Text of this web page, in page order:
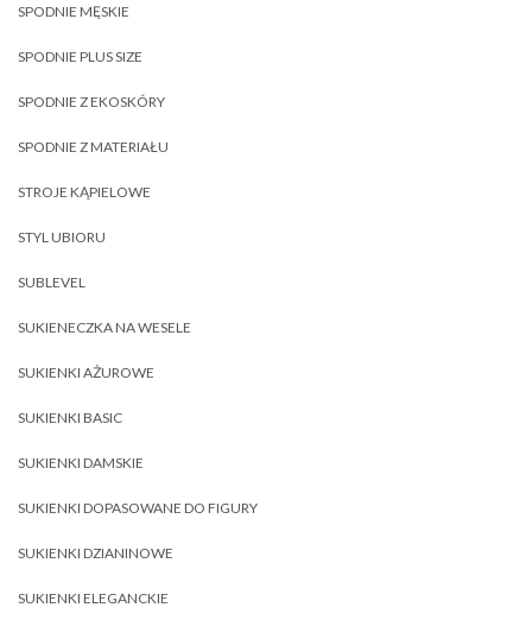
SPODNIE MĘSKIE
SPODNIE PLUS SIZE
SPODNIE Z EKOSKÓRY
SPODNIE Z MATERIAŁU
STROJE KĄPIELOWE
STYL UBIORU
SUBLEVEL
SUKIENECZKA NA WESELE
SUKIENKI AŻUROWE
SUKIENKI BASIC
SUKIENKI DAMSKIE
SUKIENKI DOPASOWANE DO FIGURY
SUKIENKI DZIANINOWE
SUKIENKI ELEGANCKIE